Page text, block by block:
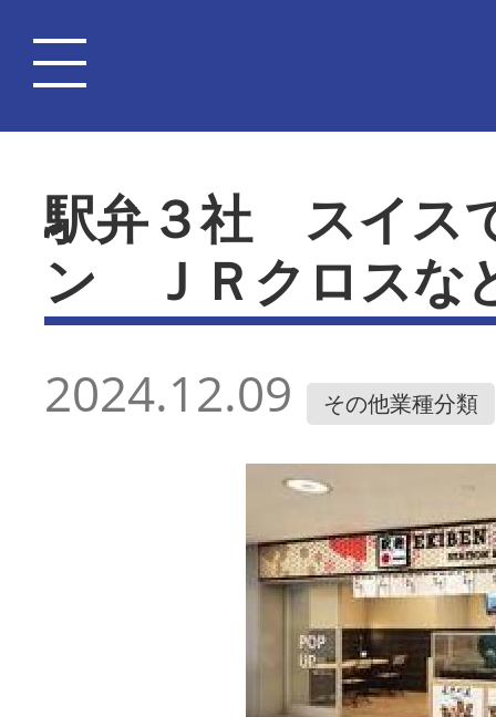
駅弁３社 スイス
ン ＪＲクロスな
2024.12.09 その他業種分類